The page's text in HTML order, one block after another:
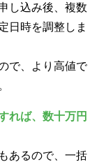
し込み後、複数
日時を調整しま
で、より高値で
れば、数十万円
あるので、一括